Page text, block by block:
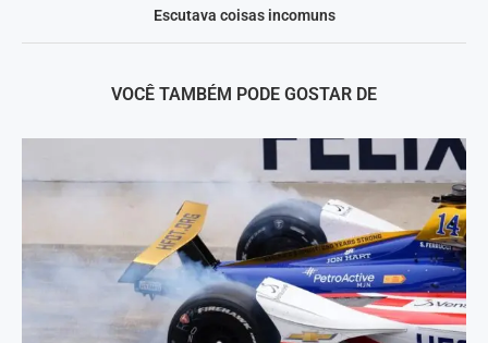
Escutava coisas incomuns
VOCÊ TAMBÉM PODE GOSTAR DE